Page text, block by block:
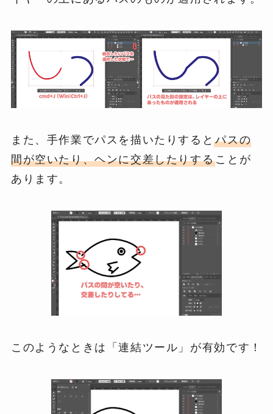
また、手作業でパスを描いたりするとパスの
間が空いたり、ヘンに交差したりすることが
あります。
このようなときは「連結ツール」が有効です！